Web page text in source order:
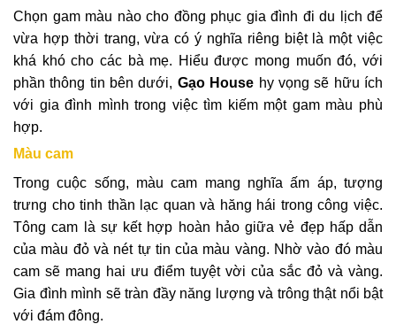
Chọn gam màu nào cho đồng phục gia đình đi du lịch để
vừa hợp thời trang, vừa có ý nghĩa riêng biệt là một việc
khá khó cho các bà mẹ. Hiểu được mong muốn đó, với
phần thông tin bên dưới, Gạo House hy vọng sẽ hữu ích
với gia đình mình trong việc tìm kiếm một gam màu phù
hợp.
Màu cam
Trong cuộc sống, màu cam mang nghĩa ấm áp, tượng
trưng cho tinh thần lạc quan và hăng hái trong công việc.
Tông cam là sự kết hợp hoàn hảo giữa vẻ đẹp hấp dẫn
của màu đỏ và nét tự tin của màu vàng. Nhờ vào đó màu
cam sẽ mang hai ưu điểm tuyệt vời của sắc đỏ và vàng.
Gia đình mình sẽ tràn đầy năng lượng và trông thật nổi bật
với đám đông.